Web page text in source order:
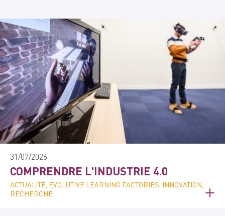
31/07/2026
COMPRENDRE L'INDUSTRIE 4.0
ACTUALITÉ, EVOLUTIVE LEARNING FACTORIES, INNOVATION,
RECHERCHE